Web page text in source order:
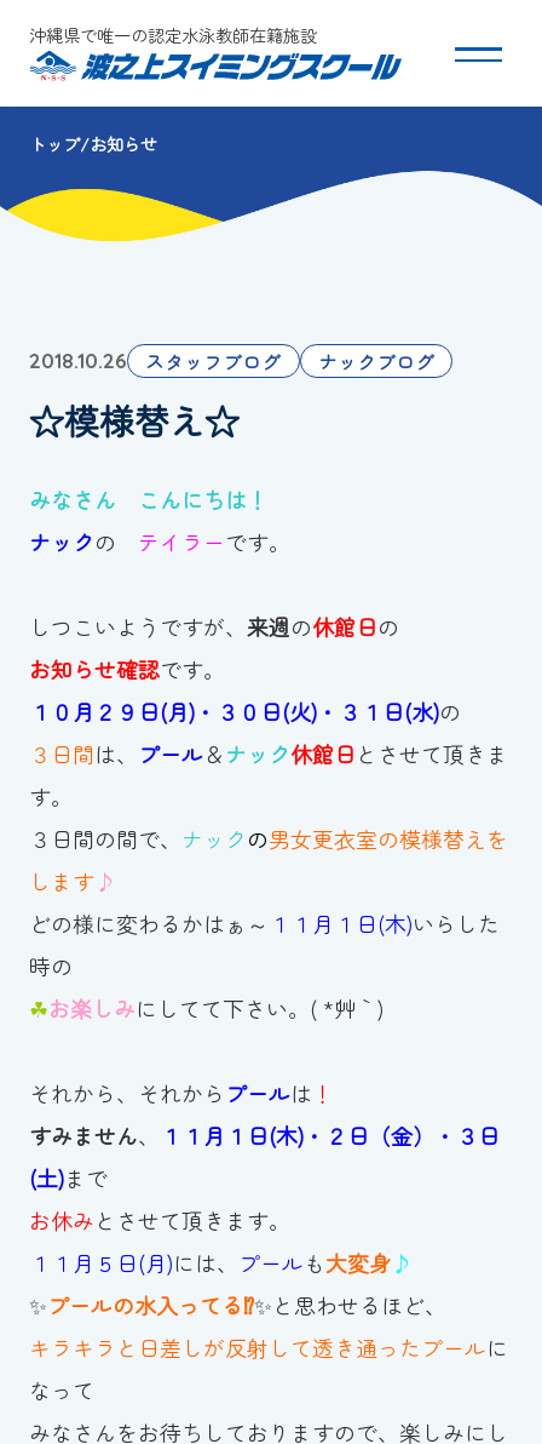
沖縄県で唯一の認定水泳教師在籍施設
スクールについて
コース・クラス紹介
団体会員募集
採用情報
カレンダー
波スイタイムズ
Tel.098-863-7264
平日 9:00～22:00｜土祝 9:00～21:00
メールでお問い合わせ
スイミングスクールの
体験申し込みはこちら!
トップ お知らせ
2018.10.26 スタッフブログ ナックブログ
☆模様替え☆
みなさん こんにちは！
ナックの テイラーです。
しつこいようですが、 来週の休館日の
お知らせ確認です。
１０月２９日(月)・３０日(火)・３１日(水)の
３日間は、 プール＆ナック休館日 とさせて頂きま
す。
３日間の間で、 ナックの男女更衣室の模様替えを
します♪
どの様に変わるかはぁ～ １１月１日(木)いらした
時の
☘お楽しみにしてて下さい。( *´艸｀)
それから、それから プールは ！
すみません、
１１月１日(木)・２日（金）・３日
(土)まで
お休みとさせて頂きます。
１１月５日(月)には、 プールも大変身♪
✨プールの水入ってる⁉✨と思わせるほど、
キラキラと日差しが反射して透き通ったプールに
なって
みなさんをお待ちしておりますので、楽しみにし